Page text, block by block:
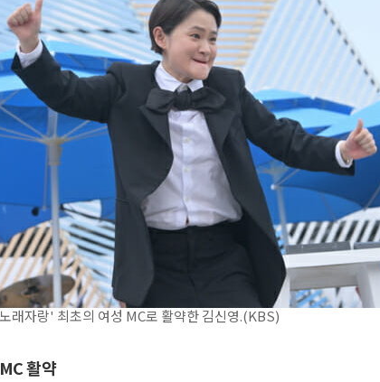
래자랑' 최초의 여성 MC로 활약한 김신영.(KBS)
활약